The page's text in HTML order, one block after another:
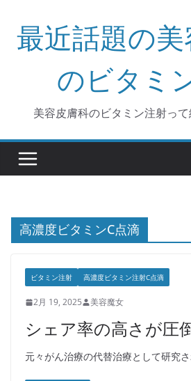
キ
最近話題の
のビタミ
美容皮膚科のビタミン注射っ
高濃度ビタミンC点滴
ビタミン注射 高濃度ビタミン注射C点滴
2月 19, 2025 美容魔女
シェア率の高さが圧
元々がん治療の代替治療として研究